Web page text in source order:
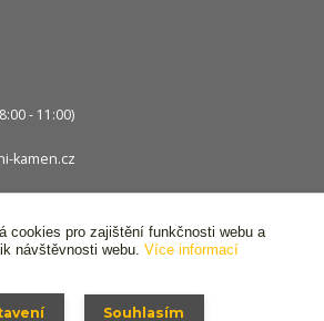
- 11:00)
kamen.cz
cookies pro zajištění funkčnosti webu a
návštěvnosti webu. Více informací
Souhlasím